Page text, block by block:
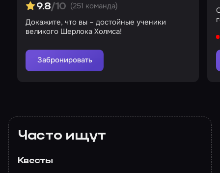
9.8/10 (251 команда)
Докажите, что вы – достойные ученики
великого Шерлока Холмса!
Забронировать
Часто ищут
Квесты